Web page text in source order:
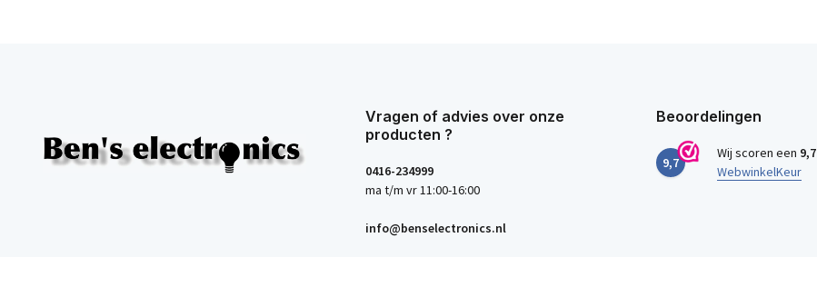
Vragen of advies over onze
producten ?
0416-234999
ma t/m vr 11:00-16:00
info@benselectronics.nl
Beoordelingen
9,7
Wij scoren een 9,7
WebwinkelKeur